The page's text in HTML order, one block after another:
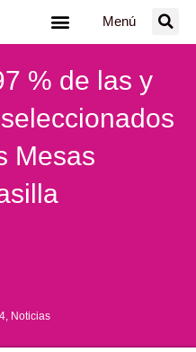
Menú
% de las y
Mesas
Noticias